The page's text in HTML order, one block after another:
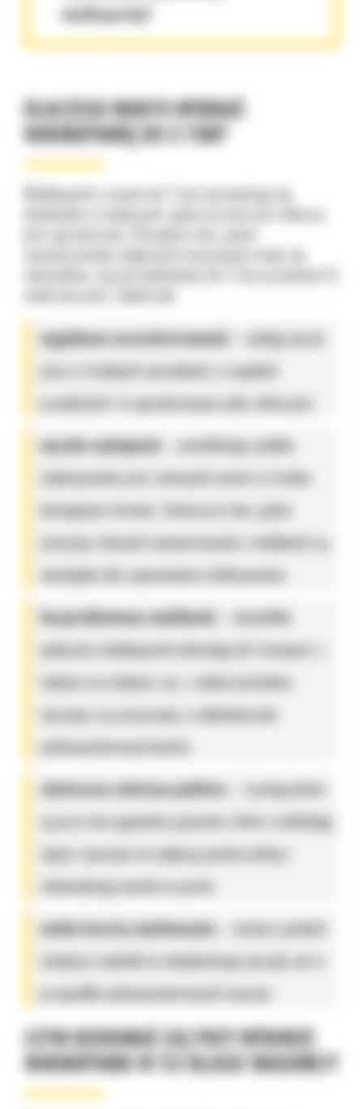
minikoparkę?
DLACZEGO WARTO WYBRAĆ
MINIKOPARKĘ DO 3 TON?
Minikoparki o masie do 3 ton sprawdzają się
doskonale w miejscach, gdzie przestrzeń robocza
manewrowanie większymi maszynami staje się
niemożliwe, sprzęt budowlany do 3 ton przyniesie Ci
wyjątkowa wszechstronność – nadają się do
prac w trudnych warunkach, w wąskich
przejściach i w ograniczonym polu roboczym;
wysoka wydajność – umożliwiają szybkie
wykonywanie prac ziemnych nawet w trudno
dostępnym terenie. Zwłaszcza tam, gdzie
precyzja, łatwość manewrowania i mobilność są
niezbędne dla zapewnienia efektywności;
bezproblemowa mobilność – niewielkie
gabaryty minikoparek ułatwiają ich transport z
miejsca na miejsce, np. z wykorzystaniem
naczepy czy przyczepy, a niekoniecznie
pełnowymiarowej lawety;
skuteczna ochrona podłoża– rozwiązaniem
są przy tym gąsienice gumowe, które rozkładają
ciężar maszyny na większą powierzchnię i
minimalizują nacisk na grunt;
niskie koszty użytkowania– możesz ponieść
mniejsze wydatki na eksploatację sprzętu niż w
przypadku pełnowymiarowych maszyn.
CZYM KIEROWAĆ SIĘ PRZY WYBORZE
MINIKOPARKI W TEJ KLASIE WAGOWEJ?